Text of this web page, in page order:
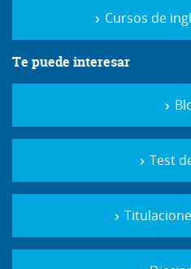
Cursos de
Te puede interesar
Test